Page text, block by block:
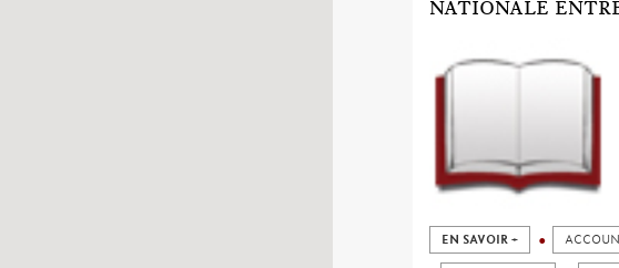
NATIONALE
EN SAVOIR +